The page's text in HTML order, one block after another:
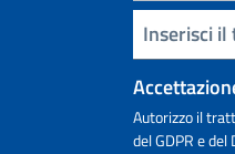
Inserisci la tua email
Autorizzo il
del GDPR e